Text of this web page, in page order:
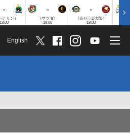
-
テリン）
18:00
-
（マツダ）
18:00
-
（京セラD大阪）
18:00
English